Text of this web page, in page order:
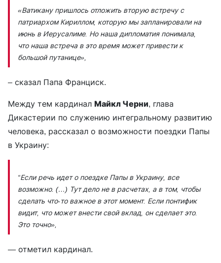
«Ватикану пришлось отложить вторую встречу с
патриархом Кириллом, которую мы запланировали на
июнь в Иерусалиме. Но наша дипломатия понимала,
что наша встреча в это время может привести к
большой путанице»,
– сказал Папа Франциск.
Между тем кардинал Майкл Черни, глава
Дикастерии по служению интегральному развитию
человека, рассказал о возможности поездки Папы
в Украину:
“Если речь идет о поездке Папы в Украину, все
возможно. (…) Тут дело не в расчетах, а в том, чтобы
сделать что-то важное в этот момент. Если понтифик
видит, что может внести свой вклад, он сделает это.
Это точно»,
— отметил кардинал.